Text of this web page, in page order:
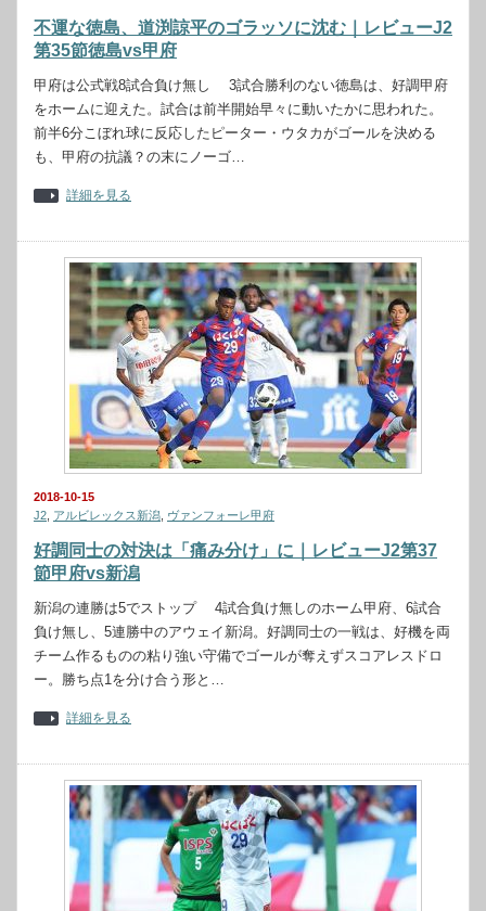
不運な徳島、道渕諒平のゴラッソに沈む｜レビューJ2
第35節徳島vs甲府
甲府は公式戦8試合負け無し 3試合勝利のない徳島は、好調甲府
をホームに迎えた。試合は前半開始早々に動いたかに思われた。
前半6分こぼれ球に反応したピーター・ウタカがゴールを決める
も、甲府の抗議？の末にノーゴ…
詳細を見る
2018-10-15
J2 アルビレックス新潟 ヴァンフォーレ甲府
好調同士の対決は「痛み分け」に｜レビューJ2第37
節甲府vs新潟
新潟の連勝は5でストップ 4試合負け無しのホーム甲府、6試合
負け無し、5連勝中のアウェイ新潟。好調同士の一戦は、好機を両
チーム作るものの粘り強い守備でゴールが奪えずスコアレスドロ
ー。勝ち点1を分け合う形と…
詳細を見る